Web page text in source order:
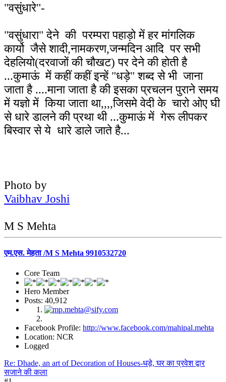
"वसुंधारे"-
"वसुंधारा" देने की परम्परा पहाड़ो में हर मांगलिक
कार्यो जैसे शादी,नामकरण,जन्मदिन आदि पर सभी
देहलियो(दरवाजों की चौखट) पर देने की होती है
...कुमाऊं में कहीं कहीं इन्हें "धड़े" शब्द से भी जाना
जाता है ....माना जाता है की इसका प्रचलन पुराने समय
में यज्ञो में किया जाता था,,,,जिसमे वेदी के चारो ओए घी
से धारे डालने की प्रथा थी ...कुमाऊं में गेरू लीपकर
बिस्वार से ये धारे डाले जाते है...
Photo by
Vaibhav Joshi
M S Mehta
एम.एस. मेहता /M S Mehta 9910532720
Core Team
Hero Member
Posts: 40,912
Facebook Profile: http://www.facebook.com/mahipal.mehta
Location: NCR
Logged
Re: Dhade, an art of Decoration of Houses-धड़े, घर का प्रवेश द्वार
सजाने की कला